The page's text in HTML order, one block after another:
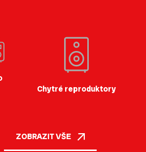
Chytré reproduktory
ZOBRAZIT VŠE